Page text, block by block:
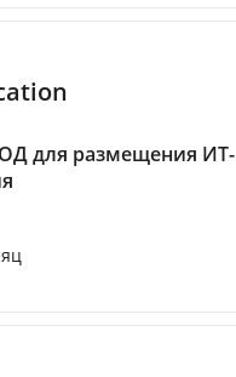
для размещения ИТ-